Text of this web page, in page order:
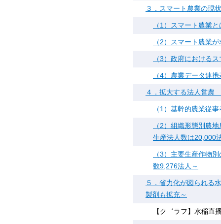
３．スマート農業の現
（1）スマート農業と
（2）スマート農業
（3）政府における
（4）農業データ連
４．拡大する法人営農
（1）基幹的農業従
（2）組織形態別農
生産法人数は20,000
（3）主要生産作物
数9,276法人～
５．省力化が図られる
製剤も拡充～
【ク゛ラフ】水稲直